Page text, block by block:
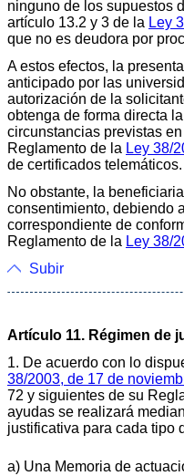
ninguno de los supuestos
artículo 13.2 y 3 de la Ley
que no es deudora por
A estos efectos, la
anticipado por las
autorización de la
obtenga de forma directa
circunstancias previstas
Reglamento de la Ley 38/
de certificados telemáticos.
No obstante, la
consentimiento, debiendo
correspondiente de
Reglamento de la Ley 38/
Subir
Artículo 11. Régimen de
1. De acuerdo con lo
38/2003, de 17 de
72 y siguientes de su
ayudas se realizará
justificativa para cada tipo
a) Una Memoria de